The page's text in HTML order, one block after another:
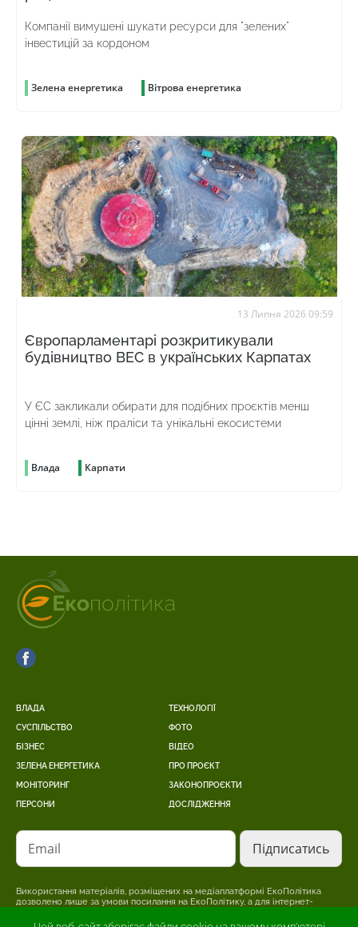
Компанії вимушені шукати ресурси для "зелених"
інвестицій за кордоном
Зелена енергетика Вітрова енергетика
13 Липня 2026 09:59
Європарламентарі розкритикували
будівництво ВЕС в українських Карпатах
У ЄС закликали обирати для подібних проєктів менш
цінні землі, ніж праліси та унікальні екосистеми
Влада Карпати
ВЛАДА
СУСПІЛЬСТВО
БІЗНЕС
ЗЕЛЕНА ЕНЕРГЕТИКА
МОНІТОРИНГ
ПЕРСОНИ
ТЕХНОЛОГІЇ
ФОТО
ВІДЕО
ПРО ПРОЄКТ
ЗАКОНОПРОЄКТИ
ДОСЛІДЖЕННЯ
Email
Використання матеріалів, розміщених на медіаплатформі ЕкоПолітика
дозволено лише за умови посилання на ЕкоПолітику, а для інтернет-
гіперпосилання на сторінку, де розміщено оригінальний матеріал.